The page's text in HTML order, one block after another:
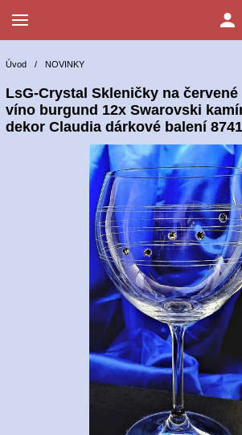
Úvod / NOVINKY
LsG-Crystal Skleničky na červené
víno burgund 12x Swarovski
dekor Claudia dárkové balení